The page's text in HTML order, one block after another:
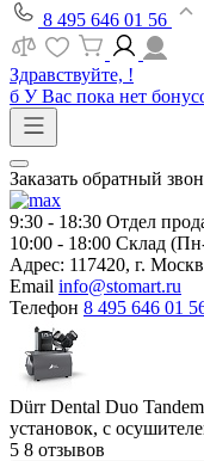
8 495 646 01 56
Здравствуйте, !
б У Вас пока нет
Заказать обратный
9:30 - 18:30 Отдел
10:00 - 18:00 Склад
Адрес: 117420, г.
Email info@stomart.ru
Телефон 8 495 646 01
Dürr Dental Duo
установок, с
5 8 отзывов